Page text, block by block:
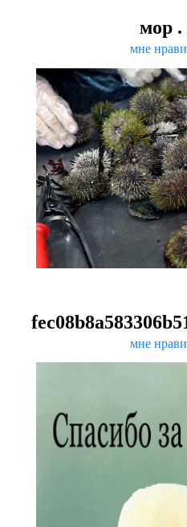
мор .
мне
fec08b8a583306b
мне